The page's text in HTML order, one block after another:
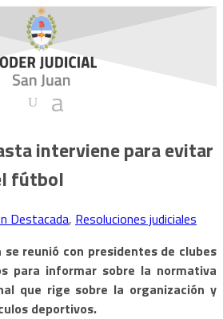
interviene para evitar
fútbol
Destacada, Resoluciones judiciales
se reunió con presidentes de clubes
para informar sobre la normativa
que rige sobre la organización y
deportivos.